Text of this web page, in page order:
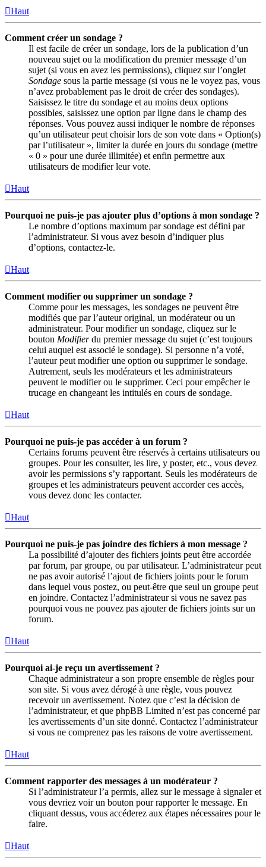
Haut
Comment créer un sondage ?
Il est facile de créer un sondage, lors de la publication d’un
nouveau sujet ou la modification du premier message d’un
sujet (si vous en avez les permissions), cliquez sur l’onglet
Sondage sous la partie message (si vous ne le voyez pas, vous
n’avez probablement pas le droit de créer des sondages).
Saisissez le titre du sondage et au moins deux options
possibles, saisissez une option par ligne dans le champ des
réponses. Vous pouvez aussi indiquer le nombre de réponses
qu’un utilisateur peut choisir lors de son vote dans « Option(s)
par l’utilisateur », limiter la durée en jours du sondage (mettre
« 0 » pour une durée illimitée) et enfin permettre aux
utilisateurs de modifier leur vote.
Haut
Pourquoi ne puis-je pas ajouter plus d’options à mon sondage ?
Le nombre d’options maximum par sondage est défini par
l’administrateur. Si vous avez besoin d’indiquer plus
d’options, contactez-le.
Haut
Comment modifier ou supprimer un sondage ?
Comme pour les messages, les sondages ne peuvent être
modifiés que par l’auteur original, un modérateur ou un
administrateur. Pour modifier un sondage, cliquez sur le
bouton Modifierdu premier message du sujet (c’est toujours
celui auquel est associé le sondage). Si personne n’a voté,
l’auteur peut modifier une option ou supprimer le sondage.
Autrement, seuls les modérateurs et les administrateurs
peuvent le modifier ou le supprimer. Ceci pour empêcher le
trucage en changeant les intitulés en cours de sondage.
Haut
Pourquoi ne puis-je pas accéder à un forum ?
Certains forums peuvent être réservés à certains utilisateurs ou
groupes. Pour les consulter, les lire, y poster, etc., vous devez
avoir les permissions s’y rapportant. Seuls les modérateurs de
groupes et les administrateurs peuvent accorder ces accès,
vous devez donc les contacter.
Haut
Pourquoi ne puis-je pas joindre des fichiers à mon message ?
La possibilité d’ajouter des fichiers joints peut être accordée
par forum, par groupe, ou par utilisateur. L’administrateur peut
ne pas avoir autorisé l’ajout de fichiers joints pour le forum
dans lequel vous postez, ou peut-être que seul un groupe peut
en joindre. Contactez l’administrateur si vous ne savez pas
pourquoi vous ne pouvez pas ajouter de fichiers joints sur un
forum.
Haut
Pourquoi ai-je reçu un avertissement ?
Chaque administrateur a son propre ensemble de règles pour
son site. Si vous avez dérogé à une règle, vous pouvez
recevoir un avertissement. Notez que c’est la décision de
l’administrateur, et que phpBB Limited n’est pas concerné par
les avertissements d’un site donné. Contactez l’administrateur
si vous ne comprenez pas les raisons de votre avertissement.
Haut
Comment rapporter des messages à un modérateur ?
Si l’administrateur l’a permis, allez sur le message à signaler et
vous devriez voir un bouton pour rapporter le message. En
cliquant dessus, vous accéderez aux étapes nécessaires pour le
faire.
Haut